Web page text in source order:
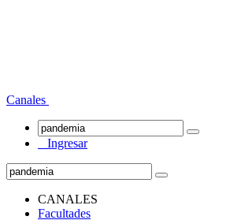
Canales
Ingresar
CANALES
Facultades